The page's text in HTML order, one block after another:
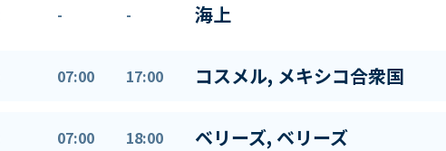
- - 海上
07:00 17:00 コスメル, メキシコ合衆国
07:00 18:00 ベリーズ, ベリーズ